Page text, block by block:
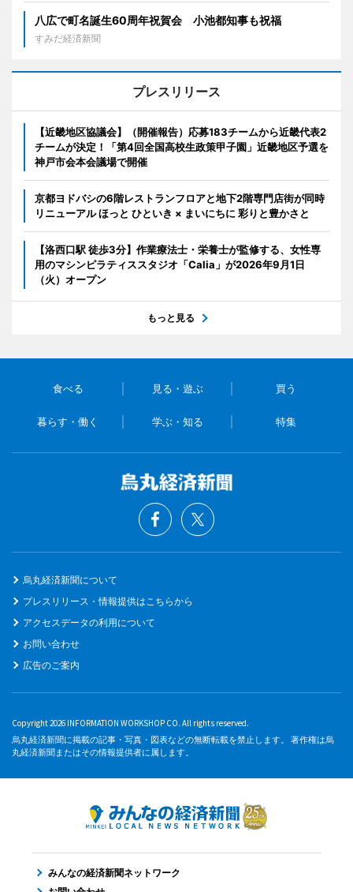
八広で町名誕生60周年祝賀会 小池都知事も祝福
すみだ経済新聞
プレスリリース
【近畿地区協議会】（開催報告）応募183チームから近畿代表2
チームが決定！「第4回全国高校生政策甲子園」近畿地区予選を
神戸市会本会議場で開催
京都ヨドバシの6階レストランフロアと地下2階専門店街が同時
リニューアル ほっと ひといき × まいにちに 彩りと豊かさと
【洛西口駅 徒歩3分】作業療法士・栄養士が監修する、女性専
用のマシンピラティススタジオ「Calia」が2026年9月1日
（火）オープン
もっと見る
食べる 見る・遊ぶ 買う
暮らす・働く 学ぶ・知る 特集
烏丸経済新聞について
プレスリリース・情報提供はこちらから
アクセスデータの利用について
お問い合わせ
広告のご案内
Copyright 2026 INFORMATION WORKSHOP CO. All rights reserved.
烏丸経済新聞に掲載の記事・写真・図表などの無断転載を禁止します。 著作権は烏
丸経済新聞またはその情報提供者に属します。
みんなの経済新聞ネットワーク